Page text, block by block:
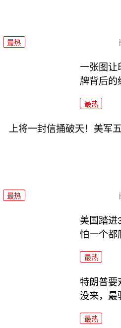
最热
一张图让
牌背后的
最热
上将一封信捅破天！美军
最热
美国踏进
怕一个都
最热
特朗普要
没来，最
最热